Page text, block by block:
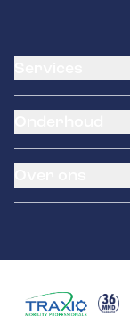
Pechhulp
Banden service
Klein onderhoud